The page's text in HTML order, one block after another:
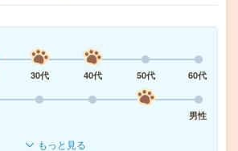
30代 40代 50代
60代
男性
もっと見る